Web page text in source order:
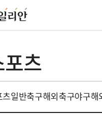
츠
츠일반축구해외축구야구해